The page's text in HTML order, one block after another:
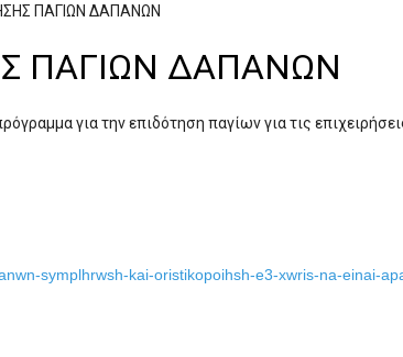
ΠΑΓΙΩΝ ΔΑΠΑΝΩΝ
ΠΑΓΙΩΝ ΔΑΠΑΝΩΝ
για την επιδότηση παγίων για τις
symplhrwsh-kai-oristikopoihsh-e3-xwris-na-einai-